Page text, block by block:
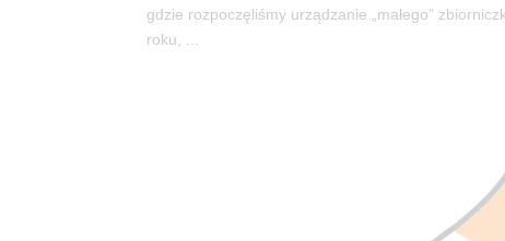
gdzie rozpoczęliśmy urządzanie „małego”
roku, ...